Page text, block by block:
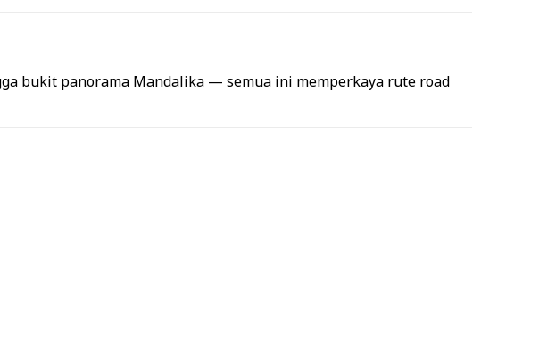
bukit panorama Mandalika — semua ini memperkaya rute road